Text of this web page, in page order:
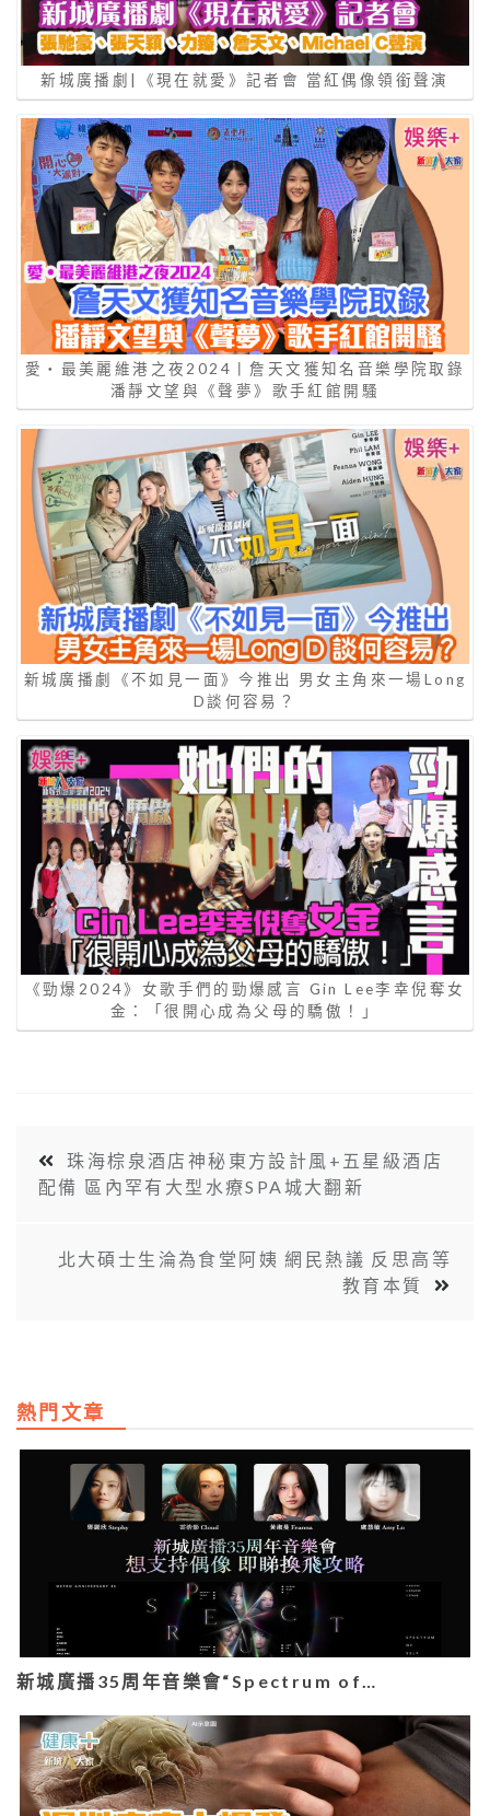
新城廣播劇|《現在就愛》記者會 當紅偶像領銜聲演
愛‧最美麗維港之夜2024丨詹天文獲知名音樂學院取錄
潘靜文望與《聲夢》歌手紅館開騷
新城廣播劇《不如見一面》今推出 男女主角來一場Long
D談何容易？
《勁爆2024》女歌手們的勁爆感言 Gin Lee李幸倪奪女
金：「很開心成為父母的驕傲！」
珠海棕泉酒店神秘東方設計風+五星級酒店
配備 區內罕有大型水療SPA城大翻新
北大碩士生淪為食堂阿姨 網民熱議 反思高等
教育本質
熱門文章
新城廣播35周年音樂會“Spectrum of…